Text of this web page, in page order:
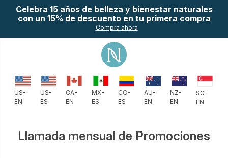
Celebra 15 años de belleza y bienestar naturales
con un 15% de descuento en tu primera compra
Compra ahora
US-
EN
US-
ES
CA-
EN
MX-
ES
CO-
ES
AU-
EN
NZ-
EN
SG-
EN
Llamada mensual de Promociones